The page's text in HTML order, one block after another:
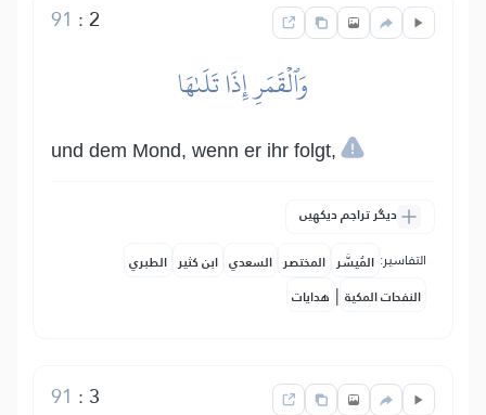
2
:
91
وَٱلۡقَمَرِ إِذَا تَلَىٰهَا
und dem Mond, wenn er ihr folgt,
دیگر تراجم دیکھیں
التفاسير: المُيسَّر المختصر السعدي ابن كثير الطبري
النفحات المكية | هدايات
3
:
91